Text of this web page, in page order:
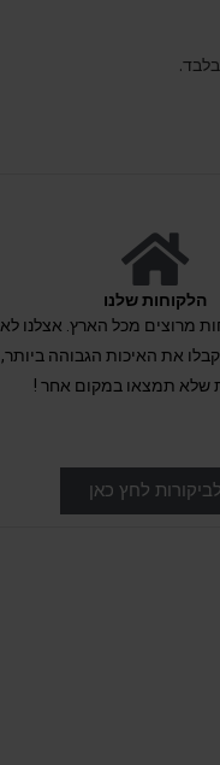
הלקוחות שלנו
לקוחות מרוצים מכל הארץ. אצלנו לא
את האיכות הגבוהה ביותר,
שלא תמצאו במקום אחר !
לביקורות לחץ כאן